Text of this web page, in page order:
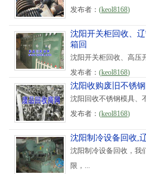
发布者： (keol8168)
沈阳开关柜回收、
箱回
沈阳开关柜回收、高压
发布者： (keol8168)
沈阳收购废旧不锈
沈阳回收不锈钢模具、
发布者： (keol8168)
沈阳制冷设备回收,
沈阳制冷设备回收，我
限，...